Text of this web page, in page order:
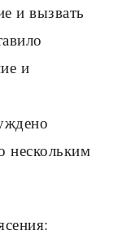
и вызвать
и
нескольким